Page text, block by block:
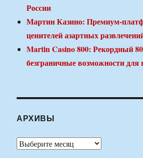
России
Мартин Казино: Премиум-
ценителей азартных
Martin Casino 800: Рекордный
безграничные возможности
АРХИВЫ
Архивы